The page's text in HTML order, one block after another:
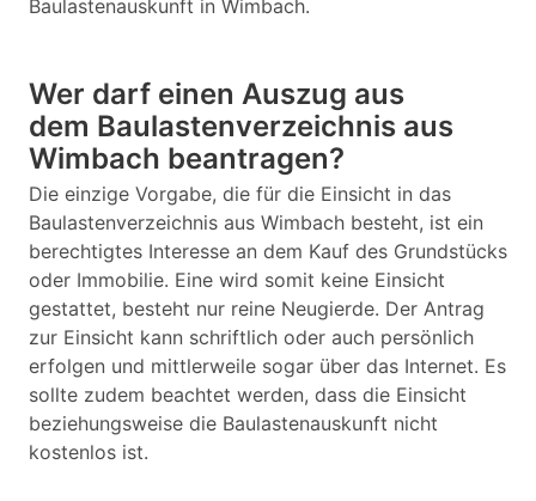
Baulastenauskunft in Wimbach.
Wer darf einen Auszug aus
dem Baulastenverzeichnis aus
Wimbach beantragen?
Die einzige Vorgabe, die für die Einsicht in das
Baulastenverzeichnis aus Wimbach besteht, ist ein
berechtigtes Interesse an dem Kauf des Grundstücks
oder Immobilie. Eine wird somit keine Einsicht
gestattet, besteht nur reine Neugierde. Der Antrag
zur Einsicht kann schriftlich oder auch persönlich
erfolgen und mittlerweile sogar über das Internet. Es
sollte zudem beachtet werden, dass die Einsicht
beziehungsweise die Baulastenauskunft nicht
kostenlos ist.